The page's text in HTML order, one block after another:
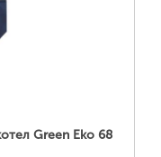
Green Eko 68